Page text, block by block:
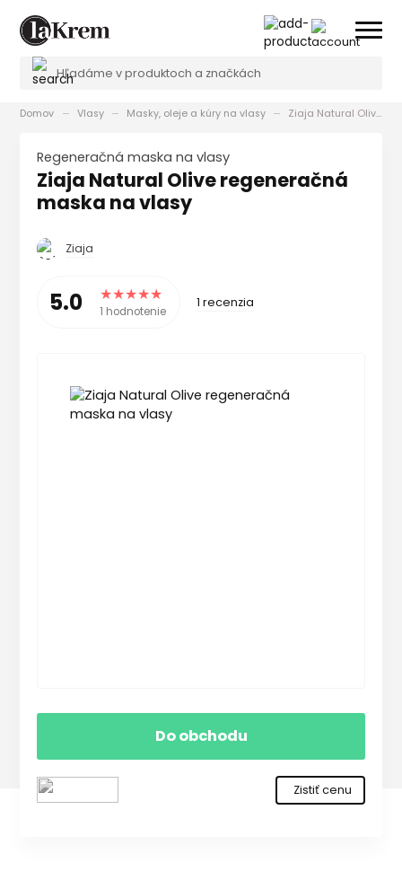
Domov Vlasy Masky, oleje a kúry na vlasy Ziaja Natural Olive regeneračná maska na vlasy
regeneračná maska na vlasy
Ziaja Natural Olive regeneračná
maska na vlasy
Ziaja
5.0 1 hodnotenie
1 recenzia
Do obchodu
Zistiť cenu